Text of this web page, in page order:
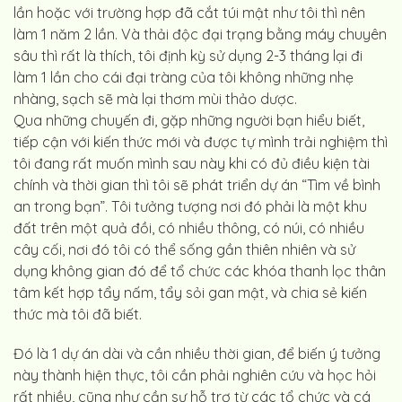
lần hoặc với trường hợp đã cắt túi mật như tôi thì nên
làm 1 năm 2 lần. Và thải độc đại trạng bằng máy chuyên
sâu thì rất là thích, tôi định kỳ sử dụng 2-3 tháng lại đi
làm 1 lần cho cái đại tràng của tôi không những nhẹ
nhàng, sạch sẽ mà lại thơm mùi thảo dược.
Qua những chuyến đi, gặp những người bạn hiểu biết,
tiếp cận với kiến thức mới và được tự mình trải nghiệm thì
tôi đang rất muốn mình sau này khi có đủ điều kiện tài
chính và thời gian thì tôi sẽ phát triển dự án “Tìm về bình
an trong bạn”. Tôi tưởng tượng nơi đó phải là một khu
đất trên một quả đồi, có nhiều thông, có núi, có nhiều
cây cối, nơi đó tôi có thể sống gần thiên nhiên và sử
dụng không gian đó để tổ chức các khóa thanh lọc thân
tâm kết hợp tẩy nấm, tẩy sỏi gan mật, và chia sẻ kiến
thức mà tôi đã biết.
Đó là 1 dự án dài và cần nhiều thời gian, để biến ý tưởng
này thành hiện thực, tôi cần phải nghiên cứu và học hỏi
rất nhiều, cũng như cần sự hỗ trợ từ các tổ chức và cá